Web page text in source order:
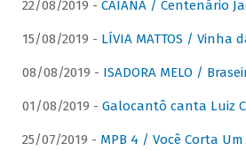
22/08/2019 - CAIANA / Centenário
15/08/2019 - LÍVIA MATTOS / Vinha
08/08/2019 - ISADORA MELO /
01/08/2019 - Galocantô canta Luiz
25/07/2019 - MPB 4 / Você Corta Um